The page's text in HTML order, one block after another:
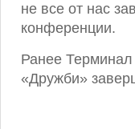
не все от нас
конференции.
Ранее Терминал
«Дружби»